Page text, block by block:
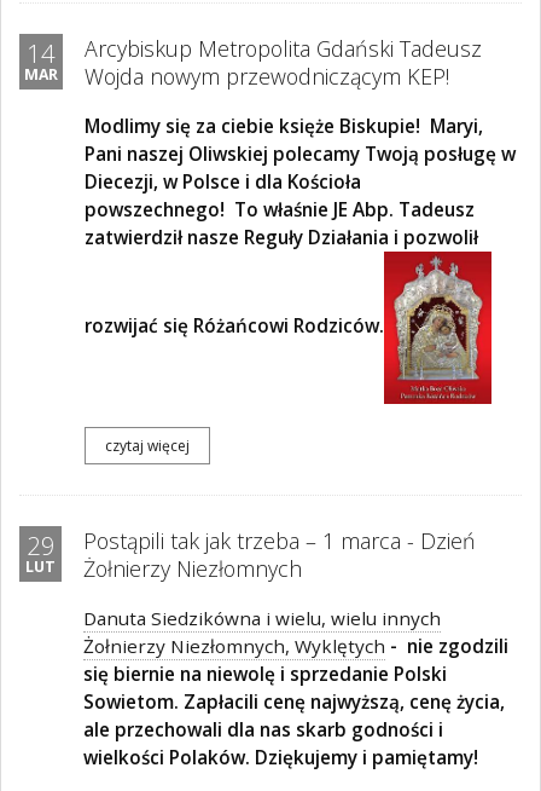
14
MAR
Arcybiskup Metropolita Gdański Tadeusz
Wojda nowym przewodniczącym KEP!
Modlimy się za ciebie księże Biskupie! Maryi,
Pani naszej Oliwskiej polecamy Twoją posługę w
Diecezji, w Polsce i dla Kościoła
powszechnego! To właśnie JE Abp. Tadeusz
zatwierdził nasze Reguły Działania i pozwolił
rozwijać się Różańcowi Rodziców.
czytaj więcej
29
LUT
Postąpili tak jak trzeba – 1 marca - Dzień
Żołnierzy Niezłomnych
Danuta Siedzikówna i wielu, wielu innych
Żołnierzy Niezłomnych, Wyklętych - nie zgodzili
się biernie na niewolę i sprzedanie Polski
Sowietom. Zapłacili cenę najwyższą, cenę życia,
ale przechowali dla nas skarb godności i
wielkości Polaków. Dziękujemy i pamiętamy!